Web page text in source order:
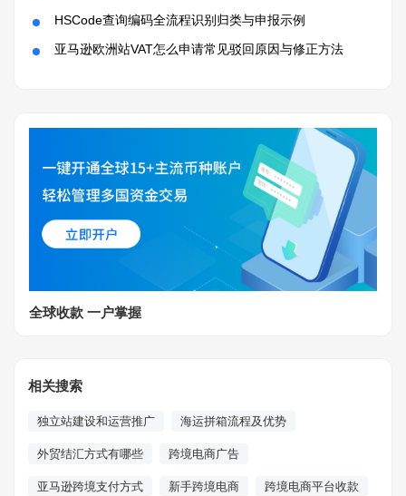
HSCode查询编码全流程识别归类与申报示例
亚马逊欧洲站VAT怎么申请常见驳回原因与修正方法
全球收款 一户掌握
相关搜索
独立站建设和运营推广 海运拼箱流程及优势
外贸结汇方式有哪些 跨境电商广告
亚马逊跨境支付方式 新手跨境电商 跨境电商平台收款